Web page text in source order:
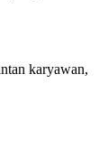
karyawan,